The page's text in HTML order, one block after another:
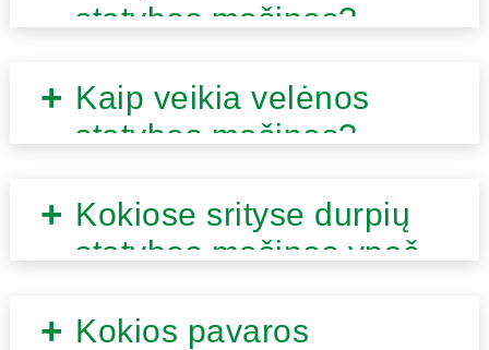
statybos mašinos?
Kaip veikia velėnos
statybos mašinos?
Kokiose srityse durpių
statybos mašinos ypač
Kokios pavaros